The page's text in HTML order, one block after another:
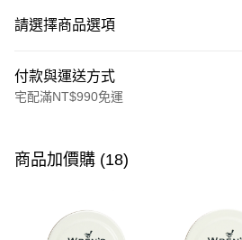
請選擇商品選項
付款與運送方式
宅配滿NT$990免運
信用卡一次付款
Apple Pay
商品加價購 (18)